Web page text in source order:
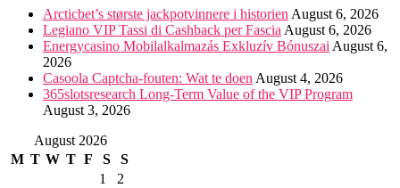
Arcticbet’s største jackpotvinnere i historien August 6, 2026
Legiano VIP Tassi di Cashback per Fascia August 6, 2026
Energycasino Mobilalkalmazás Exkluzív Bónuszai August 6,
2026
Casoola Captcha-fouten: Wat te doen August 4, 2026
365slotsresearch Long-Term Value of the VIP Program
August 3, 2026
August 2026
M T W T F S
S
1
2